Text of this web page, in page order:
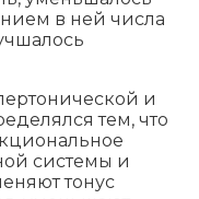
в ней числа
и
тем, что
системы и
тонус